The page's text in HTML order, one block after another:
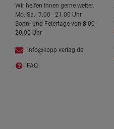
Wir helfen Ihnen gerne weiter.
Mo.-Sa.: 7.00 - 21.00 Uhr
Sonn- und Feiertage von 8.00 -
20.00 Uhr
info@kopp-verlag.de
FAQ